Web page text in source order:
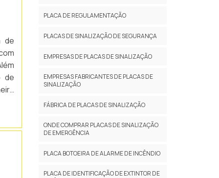
de
de
o
PLACA DE REGULAMENTAÇÃO
PLACAS DE SINALIZAÇÃO DE SEGURANÇA
EMPRESAS DE PLACAS DE SINALIZAÇÃO
EMPRESAS FABRICANTES DE PLACAS DE
SINALIZAÇÃO
FÁBRICA DE PLACAS DE SINALIZAÇÃO
ONDE COMPRAR PLACAS DE SINALIZAÇÃO
DE EMERGÊNCIA
PLACA BOTOEIRA DE ALARME DE INCÊNDIO
PLACA DE IDENTIFICAÇÃO DE EXTINTOR DE